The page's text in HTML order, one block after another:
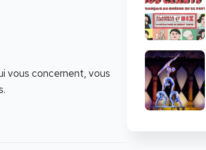
vous concernent, vous